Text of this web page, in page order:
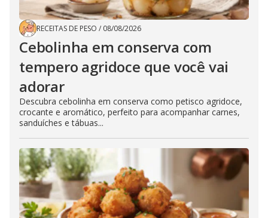
RECEITAS DE PESO / 08/08/2026
Cebolinha em conserva com
tempero agridoce que você vai
adorar
Descubra cebolinha em conserva como petisco agridoce,
crocante e aromático, perfeito para acompanhar carnes,
sanduíches e tábuas...